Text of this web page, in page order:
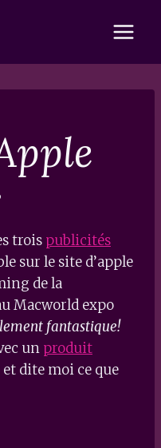
trois publicités
sur le site d’apple
de la
Macworld expo
fantastique!
un produit
dite moi ce que